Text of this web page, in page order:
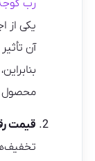
رب
یکی از
آن
محصول
قیمت